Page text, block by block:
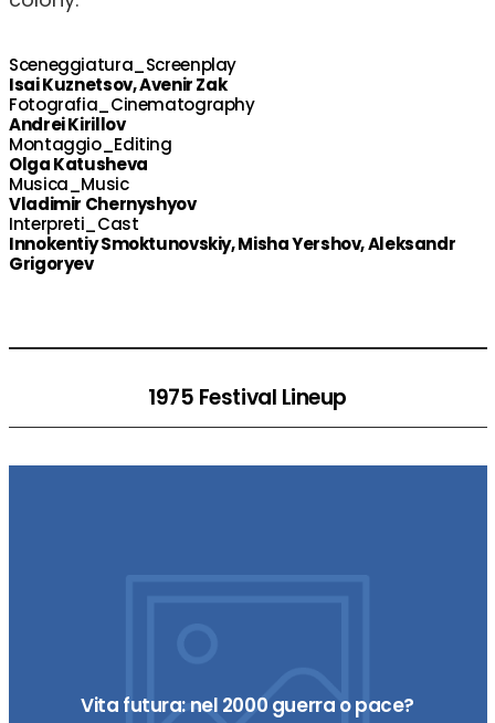
Sceneggiatura_Screenplay
Isai Kuznetsov, Avenir Zak
Fotografia_Cinematography
Andrei Kirillov
Montaggio_Editing
Olga Katusheva
Musica_Music
Vladimir Chernyshyov
Interpreti_Cast
Innokentiy Smoktunovskiy, Misha Yershov, Aleksandr
Grigoryev
1975 Festival Lineup
Vita futura: nel 2000 guerra o pace?